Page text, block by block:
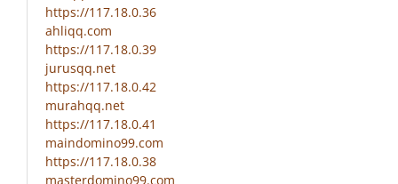
https://117.18.0.36
ahliqq.com
https://117.18.0.39
jurusqq.net
https://117.18.0.42
murahqq.net
https://117.18.0.41
maindomino99.com
https://117.18.0.38
masterdomino99.com